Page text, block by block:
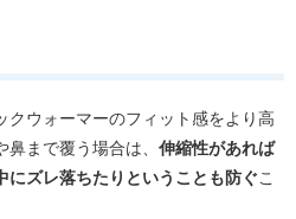
クウォーマーのフィット感をより高
まで覆う場合は、 伸縮性があれば
にズレ落ちたりということも防ぐこ